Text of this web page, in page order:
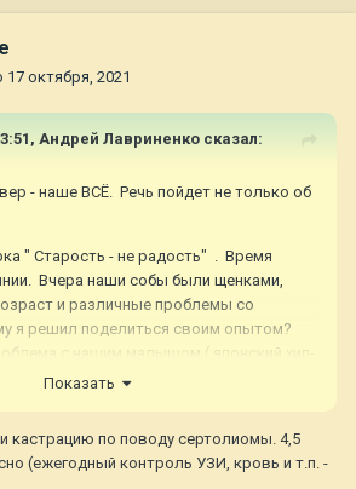
17 октября, 2021
Андрей Лавриненко сказал:
- наше ВСЁ. Речь пойдет не только об
" Старость - не радость" . Время
Вчера наши собы были щенками,
и различные проблемы со
я решил поделиться своим опытом?
с нашим малышом ( японский хип-
к специалистам - в
) надо определиться какую дозу
наука. Надо брать кровь по
Показать
кастрацию по поводу сертолиомы. 4,5
(ежегодный контроль УЗИ, кровь и т.п. -